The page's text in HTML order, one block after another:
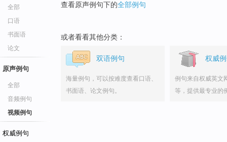
全部
口语
书面语
论文
原声例句
全部
音频例句
视频例句
权威例句
查看原声例句下的全部例句
或者看看其他分类：
双语例句
海量例句，可以按难度查看口语、
书面语、论文例句。
权威
例句来自权威英文
等，提供最专业的